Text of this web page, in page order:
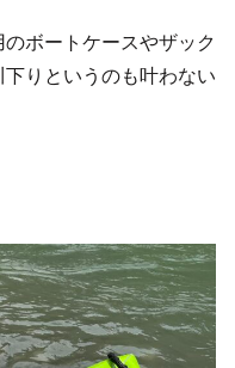
ボートケースやザック
りというのも叶わない